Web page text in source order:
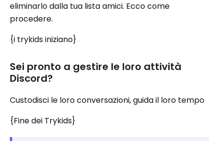
eliminarlo dalla tua lista amici. Ecco come
procedere.
{i trykids iniziano}
Sei pronto a gestire le loro attività
Discord?
Custodisci le loro conversazioni, guida il loro tempo
{Fine dei Trykids}